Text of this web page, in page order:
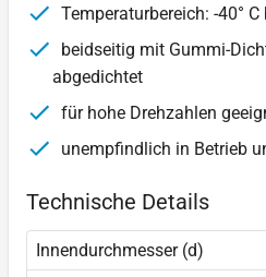
Temperaturbereich: -40° C
beidseitig mit Gummi-
abgedichtet
für hohe Drehzahlen
unempfindlich in Betrieb
Technische Details
Innendurchmesser (d)